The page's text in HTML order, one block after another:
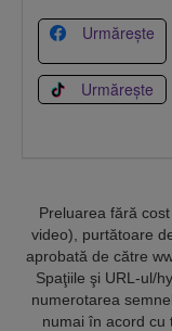
Urmărește
Urmărește
Preluarea fără
video), purtătoare
aprobată de către
Spaţiile şi URL-ul/
numerotarea
numai în acord cu